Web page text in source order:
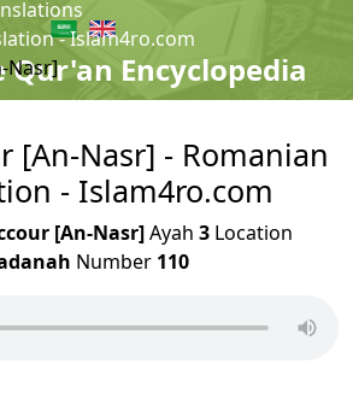
Qur'an Encyclopedia
- Islam4ro.com
Nasr]
[An-Nasr] - Romanian
- Islam4ro.com
[An-Nasr]Ayah 3 Location
Number 110